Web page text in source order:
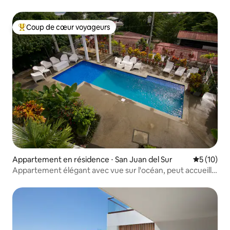
Coups de cœur voyageurs les plus appréciés
Coup de cœur voyageurs
Appartement en résidence ⋅ San Juan del Sur
5 (10)
Appartement élégant avec vue sur l'océan, peut accueillir